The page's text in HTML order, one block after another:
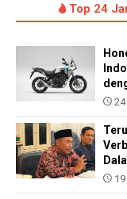
Top 24